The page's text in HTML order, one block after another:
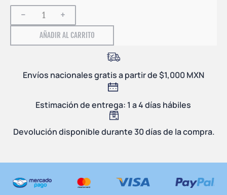
- +
AÑADIR AL CARRITO
Envíos nacionales gratis a partir de $1,000 MXN
Estimación de entrega: 1 a 4 días hábiles
Devolución disponible durante 30 días de la compra.